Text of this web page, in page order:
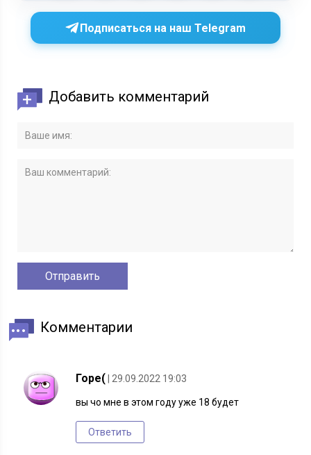
Подписаться на наш Telegram
Добавить комментарий
Комментарии
Горе( | 29.09.2022 19:03
вы чо мне в этом году уже 18 будет
Ответить